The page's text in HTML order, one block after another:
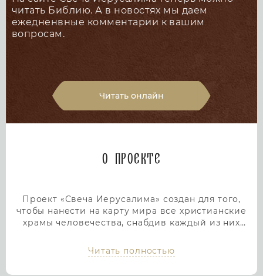
читать Библию. А в новостях мы даем
ежедненвные комментарии к вашим
вопросам.
Читать онлайн
О проекте
Проект «Свеча Иерусалима» создан для того,
чтобы нанести на карту мира все христианские
храмы человечества, снабдив каждый из них
мы дадим людям возможность посетить любой
храм или дольмен не выходя из дома, просто
Читать полностью